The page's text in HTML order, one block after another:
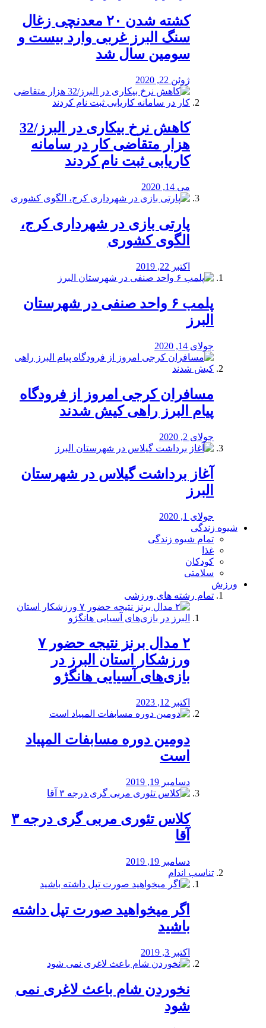
کشته شدن ۲۰ معدنچی زغال
سنگ البرز غربی وارد بیست و
سومین سال شد
ژوئن 22, 2020
کاهش نرخ بیکاری در البرز/32
هزار متقاضی کار در سامانه
کاریابی ثبت نام کردند
می 14, 2020
پارتی بازی در شهرداری کرج،
الگوی کشوری
اکتبر 22, 2019
پلمب ۶ واحد صنفی در شهرستان
البرز
جولای 14, 2020
مسافران کرجی امروز از فرودگاه
پیام البرز راهی کیش شدند
جولای 2, 2020
آغاز برداشت گیلاس در شهرستان
البرز
جولای 1, 2020
شیوه زندگی
تمام شیوه زندگی
غذا
کودکان
سلامتی
ورزش
تمام رشته های ورزشی
۲ مدال برنز نتیجه حضور ۷
ورزشکار استان البرز در
بازی‌های آسیایی هانگژو
اکتبر 12, 2023
دومین دوره مسابفات المپیاد
است
دسامبر 19, 2019
کلاس تئوری مربی گری درجه ۳
آقا
دسامبر 19, 2019
تناسب اندام
اگر میخواهید صورت تپل داشته
باشید
اکتبر 3, 2019
نخوردن شام باعث لاغری نمی
‌شود